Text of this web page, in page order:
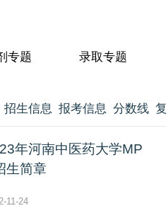
专题 录取专题
招生信息 报考信息 分数线
年河南中医药大学MP
生简章
11-24